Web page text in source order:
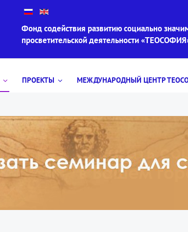
Фонд содействия развитию социально
просветительской деятельности
ПРОЕКТЫ МЕЖДУНАРОДНЫЙ ЦЕНТР